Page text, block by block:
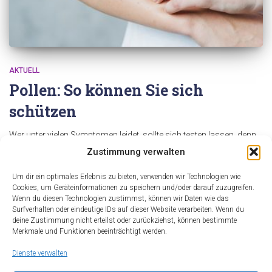
Zustimmung verwalten
Um dir ein optimales Erlebnis zu bieten, verwenden wir Technologien wie
Cookies, um Geräteinformationen zu speichern und/oder darauf zuzugreifen.
Wenn du diesen Technologien zustimmst, können wir Daten wie das
Surfverhalten oder eindeutige IDs auf dieser Website verarbeiten. Wenn du
deine Zustimmung nicht erteilst oder zurückziehst, können bestimmte
Merkmale und Funktionen beeinträchtigt werden.
Dienste verwalten
AKTUELL
Pollen: So können Sie sich
schützen
Wer unter vielen Symptomen leidet, sollte sich testen lassen, denn
meistens ist man gegen mehrere Pollen allergisch. Tabletten gibt es
beraten lassen! > Stets ein Nasenspray parat haben. Und ein
Taschentuch: Der nächste Niesanfall kommt bestimmt. >
Mehrmals in der Read more…
Byalderma,16 Jahrenago